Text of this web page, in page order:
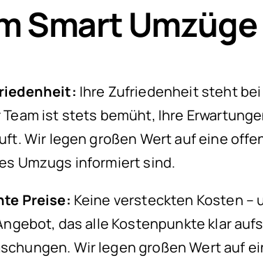
Smart
Ihre Zufriedenheit steht
ist stets bemüht, Ihre
Wir legen großen Wert auf eine
Umzugs informiert sind.
Preise: Keine versteckten Kosten
das alle Kostenpunkte klar
Wir legen großen Wert auf